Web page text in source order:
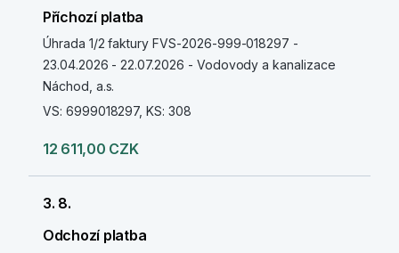
Příchozí platba
Úhrada 1/2 faktury FVS-2026-999-018297 -
23.04.2026 - 22.07.2026 - Vodovody a kanalizace
Náchod, a.s.
VS: 6999018297, KS: 308
12 611,00 CZK
3. 8.
Odchozí platba